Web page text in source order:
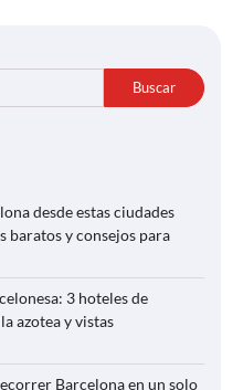
Buscar
desde estas ciudades
baratos y consejos para
3 hoteles de
azotea y vistas
Barcelona en un solo